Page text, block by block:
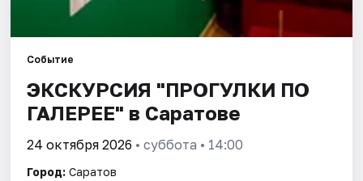
Событие
ЭКСКУРСИЯ "ПРОГУЛКИ ПО
ГАЛЕРЕЕ" в Саратове
24 октября 2026 • суббота • 14:00
Город: Саратов